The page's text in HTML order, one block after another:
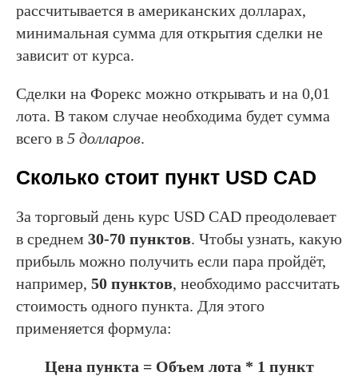
рассчитывается в американских долларах,
минимальная сумма для открытия сделки не
зависит от курса.
Сделки на Форекс можно открывать и на 0,01
лота. В таком случае необходима будет сумма
всего в 5 долларов.
Сколько стоит пункт USD CAD
За торговый день курс USD CAD преодолевает
в среднем 30-70 пунктов. Чтобы узнать, какую
прибыль можно получить если пара пройдёт,
например, 50 пунктов, необходимо рассчитать
стоимость одного пункта. Для этого
применяется формула:
Цена пункта = Объем лота * 1 пункт